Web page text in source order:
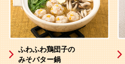
ふわふわ鶏団子の
みそバター鍋